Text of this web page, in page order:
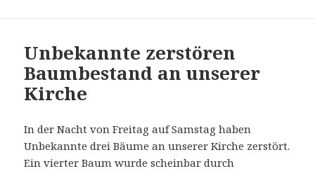
Unbekannte zerstören
Baumbestand an unserer
Kirche
In der Nacht von Freitag auf Samstag haben
Unbekannte drei Bäume an unserer Kirche zerstört.
Ein vierter Baum wurde scheinbar durch